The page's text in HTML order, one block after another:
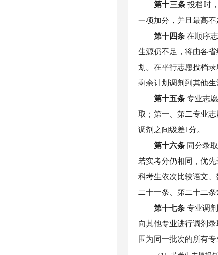
第十三条 投档时
一项加分，并且最高不
第十四条 在顺序
生源仍不足，将由各
划。在平行志愿投档
剩余计划调剂到其他
第十五条 专业志
取；第一、第二专业
调剂之间级差1分。
第十六条 同分录
若实考分仍相同，优
科考生依次比较语文
二十一条、第二十二
第十七条 专业调
向其他专业进行调剂
围为同一批次的所有